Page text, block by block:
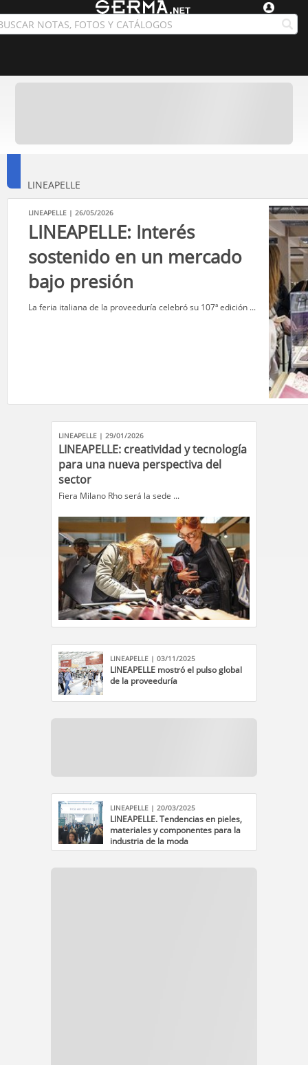
LINEAPELLE
LINEAPELLE | 26/05/2026
LINEAPELLE: Interés
sostenido en un mercado
bajo presión
​La feria italiana de la proveeduría celebró su 107ª edición ...
LINEAPELLE | 29/01/2026
LINEAPELLE: creatividad y tecnología
para una nueva perspectiva del
sector
​Fiera Milano Rho será la sede ...
LINEAPELLE | 03/11/2025
LINEAPELLE mostró el pulso global
de la proveeduría
LINEAPELLE | 20/03/2025
LINEAPELLE. Tendencias en pieles,
materiales y componentes para la
industria de la moda